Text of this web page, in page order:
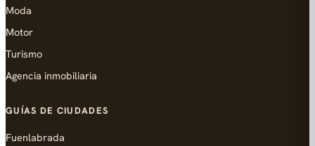
Moda
Motor
Turismo
Agencia inmobiliaria
GUÍAS DE CIUDADES
Fuenlabrada